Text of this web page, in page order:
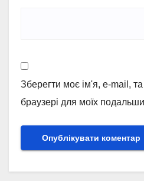
Зберегти моє ім'я, e-mail,
браузері для моїх